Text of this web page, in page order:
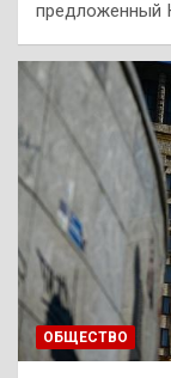
предложенный
ОБЩЕСТВО